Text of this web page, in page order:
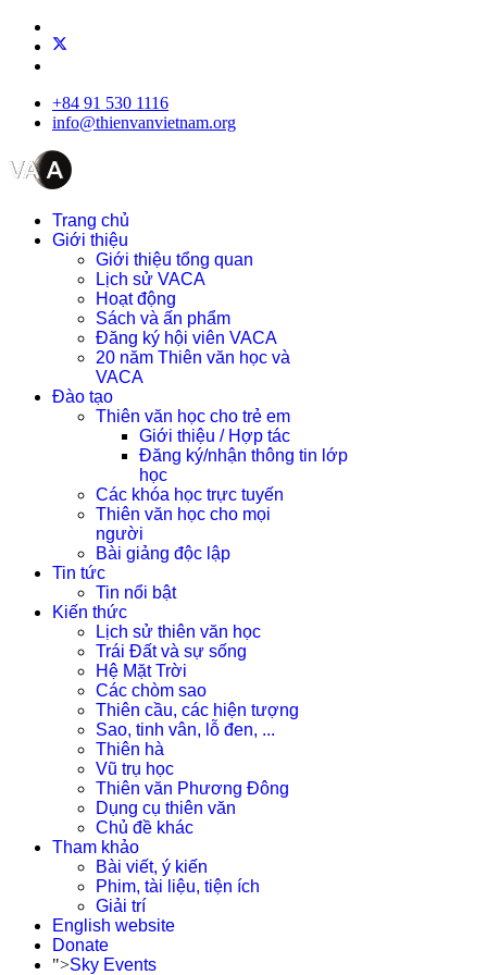
+84 91 530 1116
info@thienvanvietnam.org
Trang chủ
Giới thiệu
Giới thiệu tổng quan
Lịch sử VACA
Hoạt động
Sách và ấn phẩm
Đăng ký hội viên VACA
20 năm Thiên văn học và
VACA
Đào tạo
Thiên văn học cho trẻ em
Giới thiệu / Hợp tác
Đăng ký/nhận thông tin lớp
học
Các khóa học trực tuyến
Thiên văn học cho mọi
người
Bài giảng độc lập
Tin tức
Tin nổi bật
Kiến thức
Lịch sử thiên văn học
Trái Đất và sự sống
Hệ Mặt Trời
Các chòm sao
Thiên cầu, các hiện tượng
Sao, tinh vân, lỗ đen, ...
Thiên hà
Vũ trụ học
Thiên văn Phương Đông
Dụng cụ thiên văn
Chủ đề khác
Tham khảo
Bài viết, ý kiến
Phim, tài liệu, tiện ích
Giải trí
English website
Donate
">Sky Events